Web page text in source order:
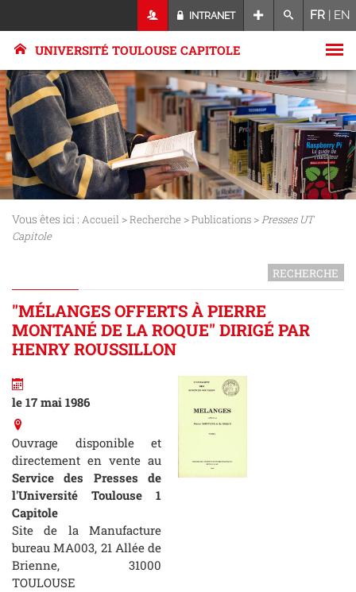
INTRANET FR | EN
UNIVERSITÉ TOULOUSE CAPITOLE
Vous êtes ici : Accueil >Recherche >Publications >Presses UT
Capitole
RECHERCHE
"MÉLANGES OFFERTS À PIERRE
MONTANÉ DE LA ROQUE" DIRIGÉ PAR
HENRY ROUSSILLON
le 17 mai 1986
Ouvrage disponible et
directement en vente au
Service des Presses de
l'Université Toulouse 1
Capitole
Site de la Manufacture
bureau MA003, 21 Allée de
Brienne, 31000
TOULOUSE